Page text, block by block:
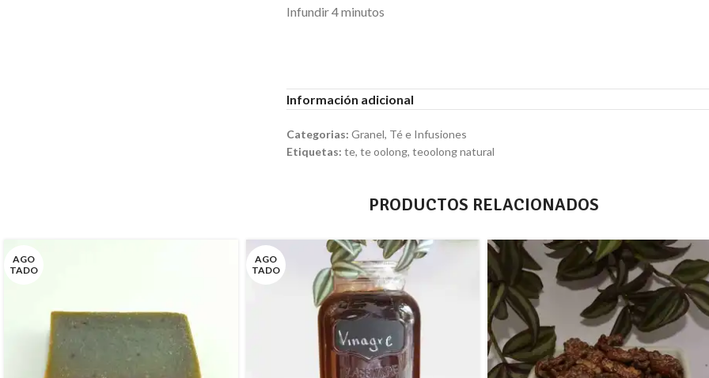
Infundir 4 minutos
Información adicional
Categorias:Granel, Té e Infusiones
Etiquetas:te,te oolong,teoolong natural
PRODUCTOS RELACIONADOS
AGO
TADO
AGO
TADO